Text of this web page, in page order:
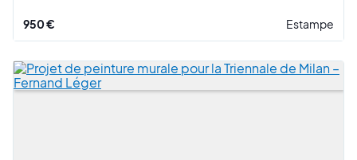
950 € Estampe